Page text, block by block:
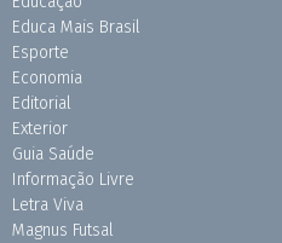
Educa Mais Brasil
Esporte
Economia
Editorial
Exterior
Guia Saúde
Informação Livre
Letra Viva
Magnus Futsal